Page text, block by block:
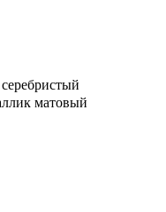
матовый